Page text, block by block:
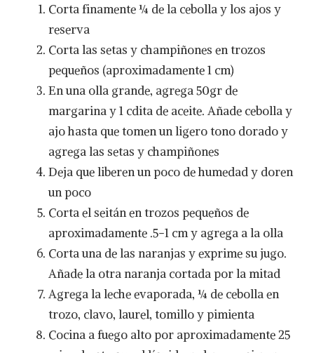
Corta finamente ¼ de la cebolla y los ajos y
reserva
Corta las setas y champiñones en trozos
pequeños (aproximadamente 1 cm)
En una olla grande, agrega 50gr de
margarina y 1 cdita de aceite. Añade cebolla y
ajo hasta que tomen un ligero tono dorado y
agrega las setas y champiñones
Deja que liberen un poco de humedad y doren
un poco
Corta el seitán en trozos pequeños de
aproximadamente .5-1 cm y agrega a la olla
Corta una de las naranjas y exprime su jugo.
Añade la otra naranja cortada por la mitad
Agrega la leche evaporada, ¼ de cebolla en
trozo, clavo, laurel, tomillo y pimienta
Cocina a fuego alto por aproximadamente 25